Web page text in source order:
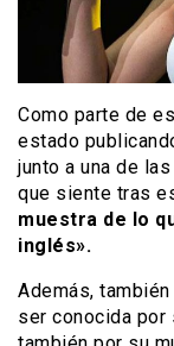
Como parte de
estado
junto a una de
que siente tras
muestra de lo
inglés».
Además,
ser conocida por